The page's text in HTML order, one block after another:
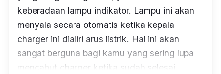
dan harga yang terjangkau. Hemat, praktis,
namun tetap berkualitas!
keberadaan lampu indikator. Lampu ini akan
menyala secara otomatis ketika kepala
charger ini dialiri arus listrik. Hal ini akan
sangat berguna bagi kamu yang sering lupa
mencabut charger ketika sudah selesai